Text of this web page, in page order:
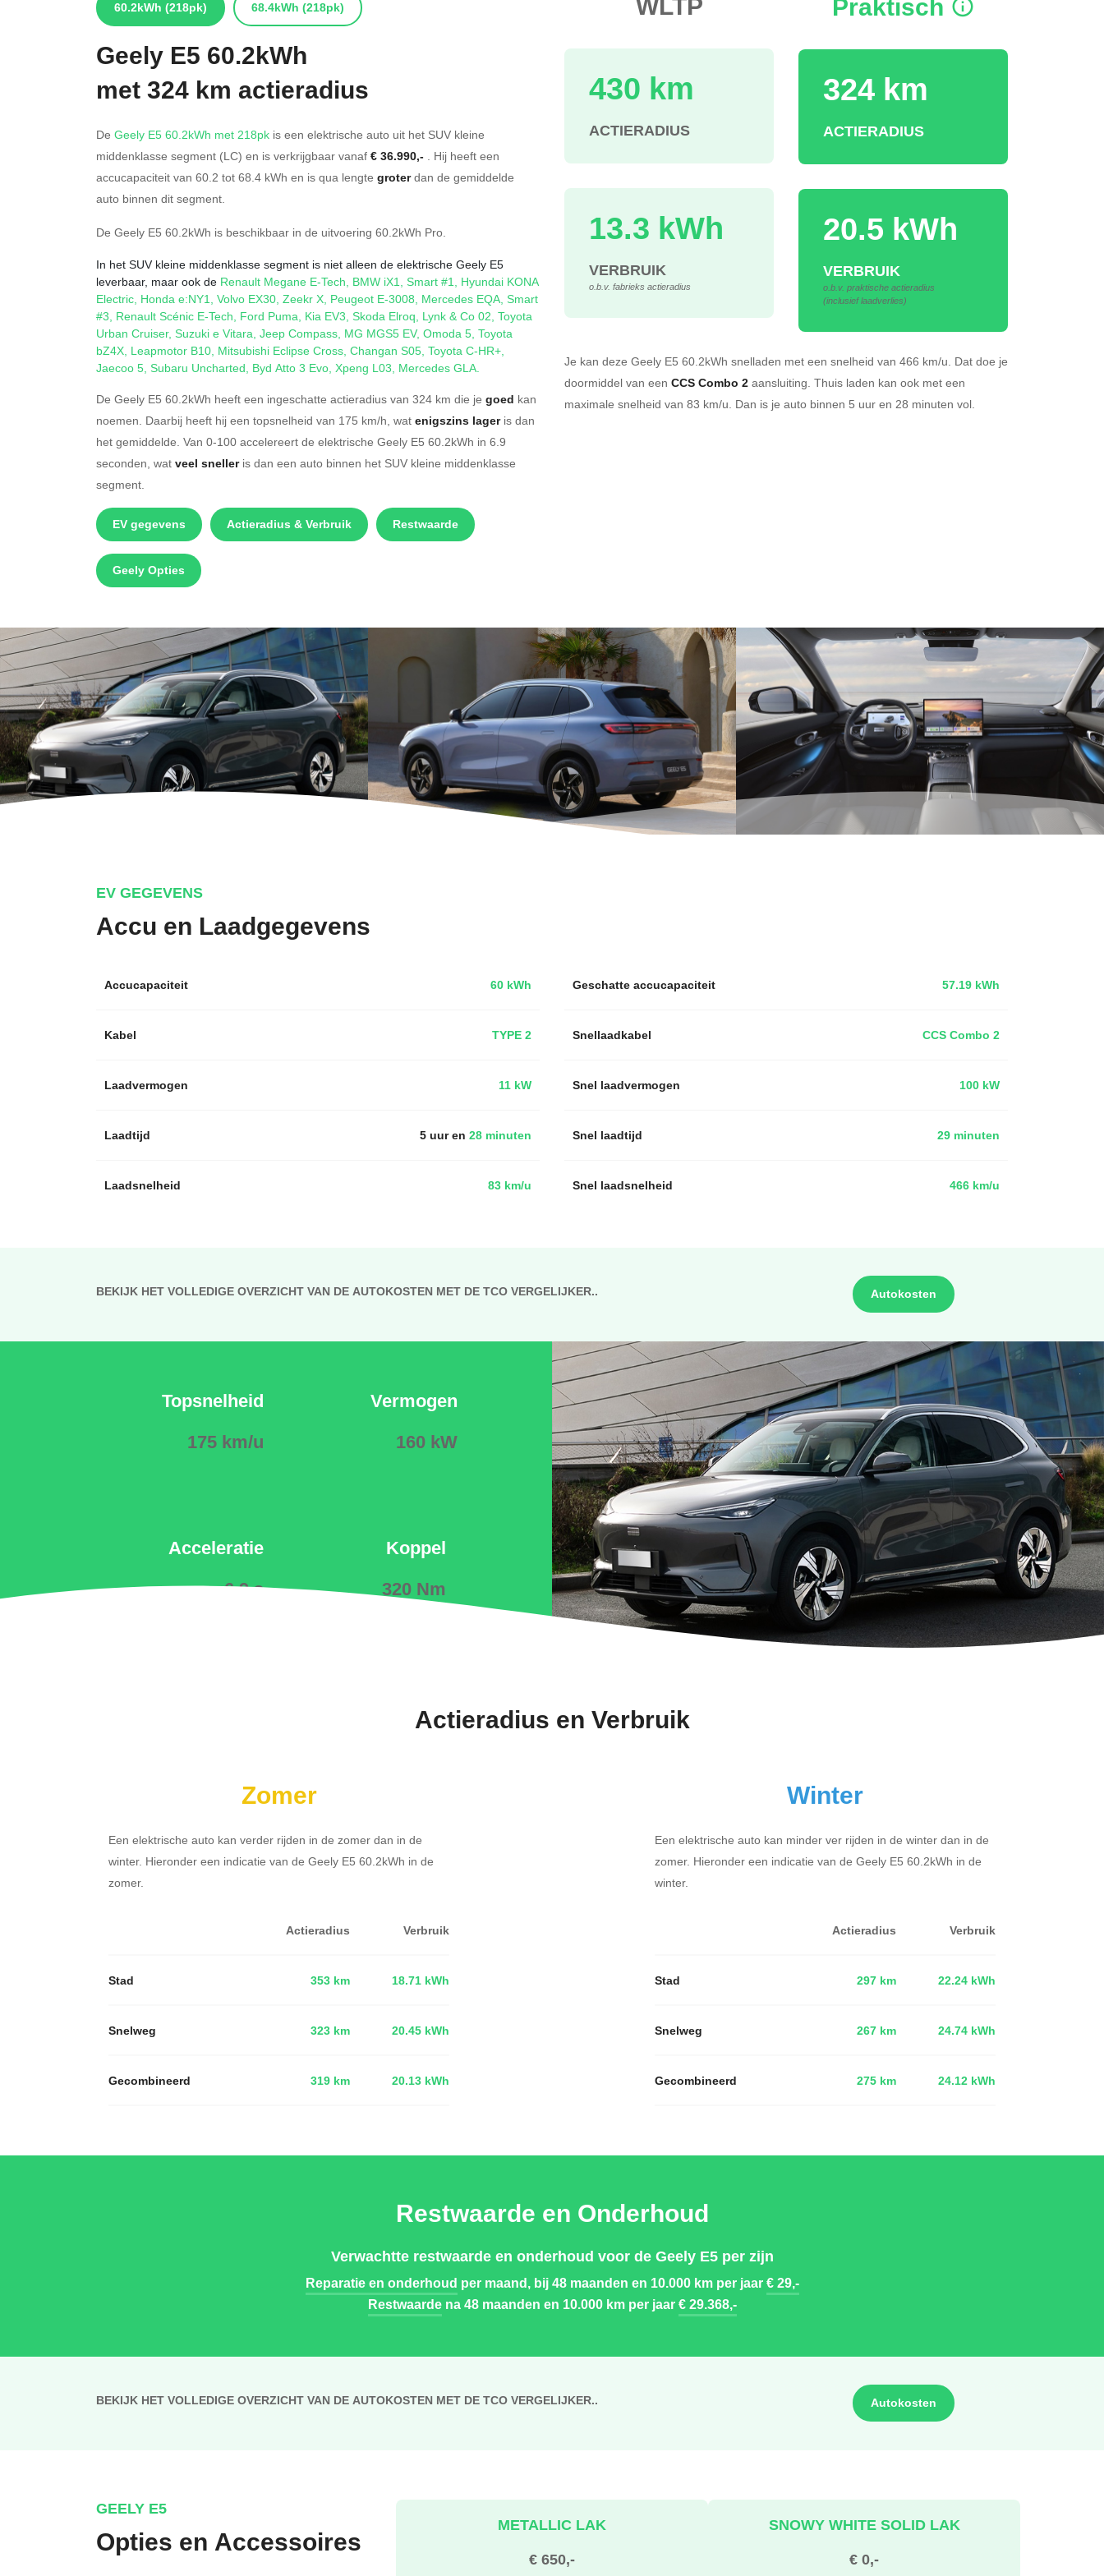
60.2kWh (218pk) 68.4kWh (218pk)
Geely E5 60.2kWh
met 324 km actieradius
De Geely E5 60.2kWh met 218pk is een elektrische auto uit het SUV kleine
middenklasse segment (LC) en is verkrijgbaar vanaf € 36.990,- . Hij heeft een
accucapaciteit van 60.2 tot 68.4 kWh en is qua lengte groterdan de gemiddelde
auto binnen dit segment.
De Geely E5 60.2kWh is beschikbaar in de uitvoering 60.2kWh Pro.
In het SUV kleine middenklasse segment is niet alleen de elektrische Geely E5
leverbaar, maar ook de Renault Megane E-Tech, BMW iX1, Smart #1, Hyundai KONA
Electric, Honda e:NY1, Volvo EX30, Zeekr X, Peugeot E-3008, Mercedes EQA, Smart
#3, Renault Scénic E-Tech, Ford Puma, Kia EV3, Skoda Elroq, Lynk & Co 02, Toyota
Urban Cruiser, Suzuki e Vitara, Jeep Compass, MG MGS5 EV, Omoda 5, Toyota
bZ4X, Leapmotor B10, Mitsubishi Eclipse Cross, Changan S05, Toyota C-HR+,
Jaecoo 5, Subaru Uncharted, Byd Atto 3 Evo, Xpeng L03, Mercedes GLA.
De Geely E5 60.2kWh heeft een ingeschatte actieradius van 324 km die je goed kan
noemen. Daarbij heeft hij een topsnelheid van 175 km/h, wat enigszins lageris dan
het gemiddelde. Van 0-100 accelereert de elektrische Geely E5 60.2kWh in 6.9
seconden, wat veel snelleris dan een auto binnen het SUV kleine middenklasse
segment.
EV gegevens Actieradius & Verbruik Restwaarde
Geely Opties
430 km
ACTIERADIUS
13.3 kWh
VERBRUIK
o.b.v. fabrieks actieradius
Praktisch
324 km
ACTIERADIUS
20.5 kWh
VERBRUIK
o.b.v. praktische actieradius
(inclusief laadverlies)
Je kan deze Geely E5 60.2kWh snelladen met een snelheid van 466 km/u. Dat doe je
doormiddel van een CCS Combo 2 aansluiting. Thuis laden kan ook met een
maximale snelheid van 83 km/u. Dan is je auto binnen 5 uur en 28 minuten vol.
EV GEGEVENS
Accu en Laadgegevens
Accucapaciteit 60 kWh
Kabel TYPE 2
Laadvermogen 11 kW
Laadtijd 5 uur en 28 minuten
Laadsnelheid 83 km/u
57.19 kWh
Geschatte accucapaciteit
Snellaadkabel CCS Combo 2
Snel laadvermogen 100 kW
Snel laadtijd 29 minuten
Snel laadsnelheid 466 km/u
BEKIJK HET VOLLEDIGE OVERZICHT VAN DE AUTOKOSTEN MET DE TCO VERGELIJKER.. Autokosten
Topsnelheid
175 km/u
Acceleratie
6.9 s
Vermogen
160 kW
Koppel
320 Nm
Actieradius en Verbruik
Zomer
Een elektrische auto kan verder rijden in de zomer dan in de
winter. Hieronder een indicatie van de Geely E5 60.2kWh in de
zomer.
Actieradius Verbruik
Stad 353 km 18.71 kWh
Snelweg 323 km 20.45 kWh
Gecombineerd 319 km 20.13 kWh
Winter
Een elektrische auto kan minder ver rijden in de winter dan in de
zomer. Hieronder een indicatie van de Geely E5 60.2kWh in de
winter.
Actieradius Verbruik
Stad 297 km 22.24 kWh
Snelweg 267 km 24.74 kWh
Gecombineerd 275 km 24.12 kWh
Restwaarde en Onderhoud
Verwachtte restwaarde en onderhoud voor de Geely E5 per zijn
Reparatie en onderhoud per maand, bij 48 maanden en 10.000 km per jaar€ 29,-
Restwaardena 48 maanden en 10.000 km per jaar€ 29.368,-
BEKIJK HET VOLLEDIGE OVERZICHT VAN DE AUTOKOSTEN MET DE TCO VERGELIJKER.. Autokosten
GEELY E5
Opties en Accessoires € 650,-
METALLIC LAK
€ 0,-
SNOWY WHITE SOLID LAK